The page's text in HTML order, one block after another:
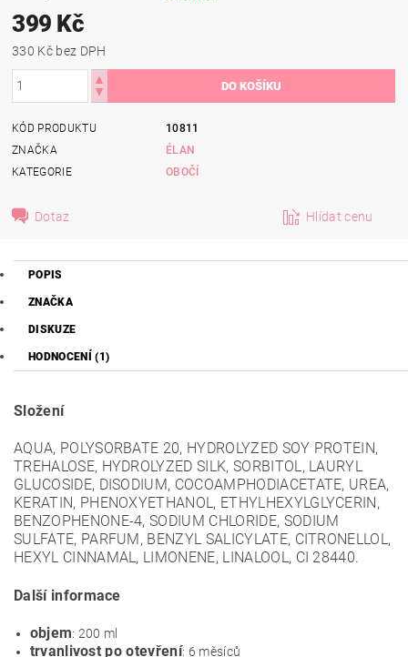
399 Kč
330 Kč bez DPH
KÓD PRODUKTU
10811
ZNAČKA
ÉLAN
KATEGORIE
OBOČÍ
Dotaz Hlídat cenu
POPIS
ZNAČKA
DISKUZE
HODNOCENÍ (1)
Složení
AQUA, POLYSORBATE 20, HYDROLYZED SOY PROTEIN,
TREHALOSE, HYDROLYZED SILK, SORBITOL, LAURYL
GLUCOSIDE, DISODIUM, COCOAMPHODIACETATE, UREA,
KERATIN, PHENOXYETHANOL, ETHYLHEXYLGLYCERIN,
BENZOPHENONE-4, SODIUM CHLORIDE, SODIUM
SULFATE, PARFUM, BENZYL SALICYLATE, CITRONELLOL,
HEXYL CINNAMAL, LIMONENE, LINALOOL, CI 28440.
Další informace
objem: 200 ml
trvanlivost po otevření: 6 měsíců